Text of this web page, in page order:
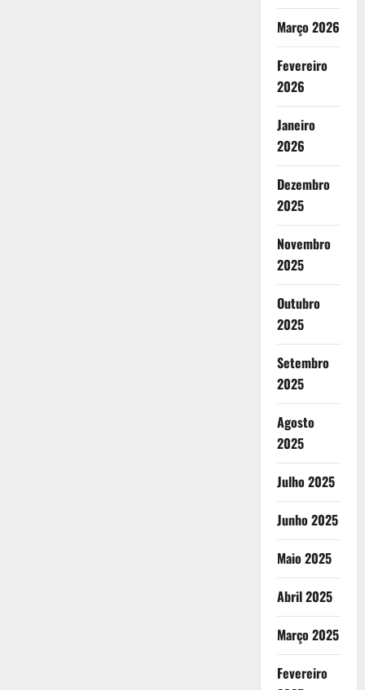
Março 2026
Fevereiro
2026
Janeiro
2026
Dezembro
2025
Novembro
2025
Outubro
2025
Setembro
2025
Agosto
2025
Julho 2025
Junho 2025
Maio 2025
Abril 2025
Março 2025
Fevereiro